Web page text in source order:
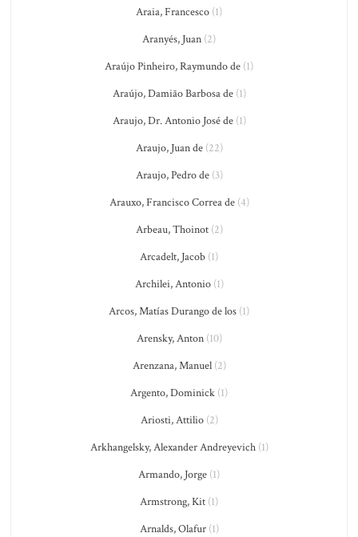
Araia, Francesco (1)
Aranyés, Juan (2)
Araújo Pinheiro, Raymundo de (1)
Araújo, Damião Barbosa de(1)
Araujo, Dr. Antonio José de(1)
Araujo, Juan de(22)
Araujo, Pedro de(3)
Arauxo, Francisco Correa de(4)
Arbeau, Thoinot(2)
Arcadelt, Jacob (1)
Archilei, Antonio(1)
Arcos, Matías Durango de los (1)
Arensky, Anton(10)
Arenzana, Manuel(2)
Argento, Dominick (1)
Ariosti, Attilio(2)
Arkhangelsky, Alexander Andreyevich(1)
Armando, Jorge (1)
Armstrong, Kit (1)
Arnalds, Olafur(1)